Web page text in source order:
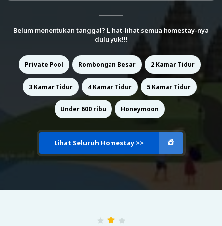
Belum menentukan tanggal? Lihat-lihat semua homestay-nya
dulu yuk!!!
Private Pool Rombongan Besar 2 Kamar Tidur
3 Kamar Tidur 4 Kamar Tidur 5 Kamar Tidur
Under 600 ribu Honeymoon
Lihat Seluruh Homestay >>